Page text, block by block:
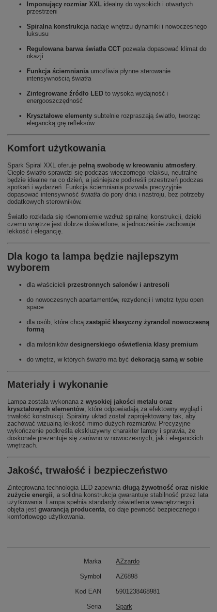
Imponujący rozmiar XXL idealny do wysokich i otwartych
przestrzeni
Spiralna konstrukcjanadaje wnętrzu dynamiki i nowoczesnego
luksusu
Regulowana barwa światła CCT pozwala dopasować klimat do
okazji
Funkcja ściemnianiaumożliwia płynne sterowanie
intensywnością światła
Zintegrowane źródło LED to wysoka wydajność i
energooszczędność
Kryształowe elementy subtelnie rozpraszają światło, tworząc
elegancką grę refleksów
Komfort użytkowania
Spark Spiral XXL oferuje pełną swobodę w kreowaniu atmosfery.
Ciepłe światło sprawdzi się podczas wieczornego relaksu, neutralne
będzie idealne na co dzień, a jaśniejsze podkreśli przestrzeń podczas
spotkań i wydarzeń. Funkcja ściemniania pozwala precyzyjnie
dopasować intensywność światła do pory dnia i nastroju, bez potrzeby
dodatkowych sterowników.
Światło rozkłada się równomiernie wzdłuż spiralnej konstrukcji, dzięki
czemu wnętrze jest dobrze doświetlone, a jednocześnie zachowuje
lekkość i elegancję.
Dla kogo ta lampa będzie najlepszym
wyborem
dla właścicieli przestronnych salonów i antresoli
do nowoczesnych apartamentów, rezydencji i wnętrz typu open
space
dla osób, które chcą zastąpić klasyczny żyrandol nowoczesną
formą
dla miłośników designerskiego oświetlenia klasy premium
do wnętrz, w których światło ma być dekoracją samą w sobie
Materiały i wykonanie
Lampa została wykonana z wysokiej jakości metalu oraz
kryształowych elementów, które odpowiadają za efektowny wygląd i
trwałość konstrukcji. Spiralny układ został zaprojektowany tak, aby
zachować wizualną lekkość mimo dużych rozmiarów. Precyzyjne
wykończenie podkreśla ekskluzywny charakter lampy i sprawia, że
doskonale prezentuje się zarówno w nowoczesnych, jak i eleganckich
wnętrzach.
Jakość, trwałość i bezpieczeństwo
Zintegrowana technologia LED zapewnia długą żywotność oraz niskie
zużycie energii, a solidna konstrukcja gwarantuje stabilność przez lata
użytkowania. Lampa spełnia standardy oświetlenia wewnętrznego i
objęta jest gwarancją producenta, co daje pewność bezpiecznego i
komfortowego użytkowania.
Marka AZzardo
Symbol AZ6898
Kod EAN 5901238468981
Seria Spark